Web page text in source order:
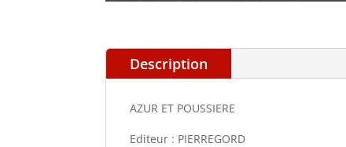
Description
AZUR ET POUSSIERE
Editeur : PIERREGORD